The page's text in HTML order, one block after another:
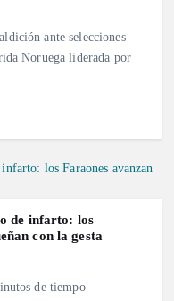
ante selecciones
Noruega liderada por
de infarto: los
con la gesta
de tiempo